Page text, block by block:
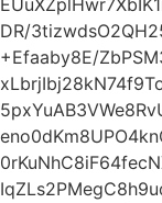
DR/
+Efaaby8E/